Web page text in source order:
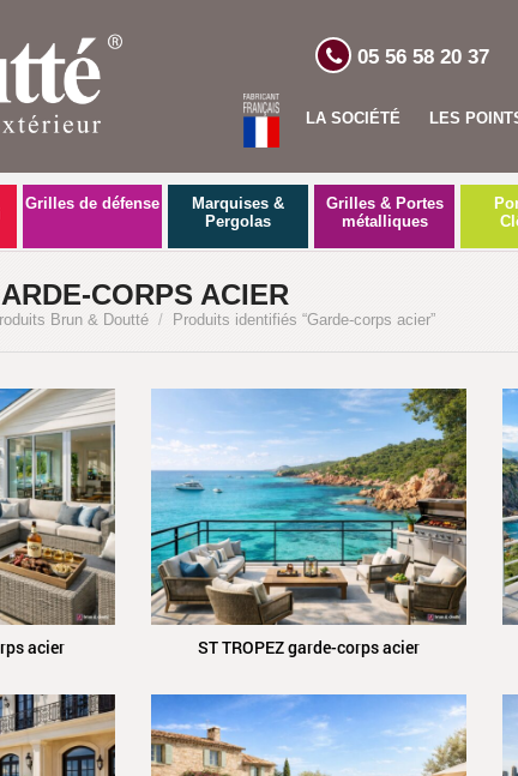
05 56 58 20 37
LES
LA SOCIÉTÉ
Grilles de défense
Marquises &
Pergolas
Grilles & Portes
métalliques
CORPS ACIER
Brun & Doutté / Produits identifiés “Garde-corps acier”
acier ST TROPEZ garde-corps acier